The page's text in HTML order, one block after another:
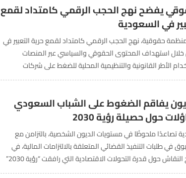
يفضح نهج الحجب الرقمي كامتداد لقمع
في السعودية
حقوقية، نهج الحجب الرقمي كامتداد لقمع حرية التعبير في
استهداف المحتوى الحقوقي والسياسي عبر المنصات
الأطر القانونية والتنظيمية المحلية للضغط على شركات
على حجب أو تقييد حسابات تعود لمدافعين عن...
يفاقم الضغوط على الشباب السعودي
حول حصيلة رؤية 2030
تصاعدًا ملحوظًا في مستويات الديون الشخصية، بالتزامن مع
في طلبات التنفيذ القضائي المتعلقة بالالتزامات المالية، في
تطور يعيد فتح النقاش حول قدرة التحولات الاقتصادية التي رافقت “رؤية 2030”
بتحسين مستويات المعيشة، وخفض...